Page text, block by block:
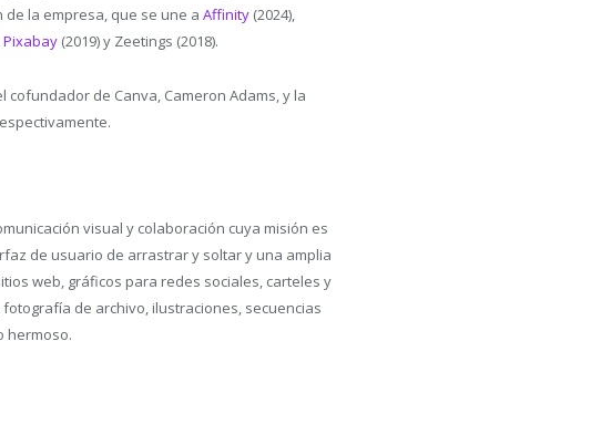
la empresa, que se une a Affinity (2024),
Pixabay (2019) y Zeetings (2018).
cofundador de Canva, Cameron Adams, y la
visual y colaboración cuya misión es
de usuario de arrastrar y soltar y una amplia
web, gráficos para redes sociales, carteles y
de archivo, ilustraciones, secuencias
hermoso.